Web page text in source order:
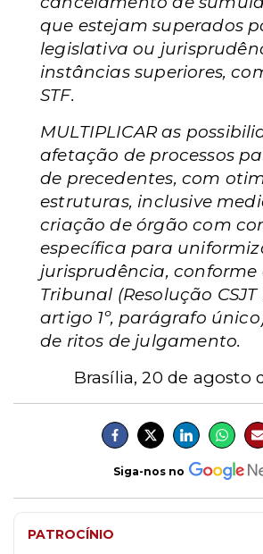
que estejam superados
legislativa ou
instâncias superiores,
STF.
MULTIPLICAR as
afetação de processos
de precedentes, com
estruturas, inclusive
criação de órgão com
específica para
jurisprudência, conforme
Tribunal (Resolução CSJT
artigo 1º, parágrafo
de ritos de julgamento.
Brasília, 20 de agosto
Siga-nos no
PATROCÍNIO